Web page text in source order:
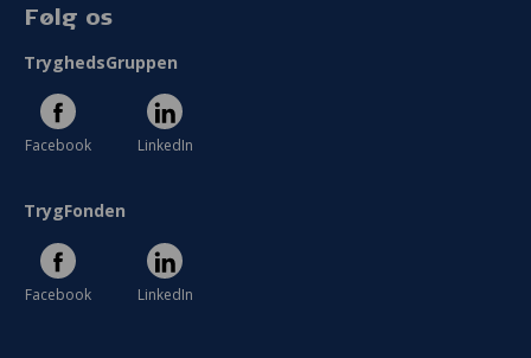
Følg os
TryghedsGruppen
Facebook LinkedIn
TrygFonden
Facebook LinkedIn